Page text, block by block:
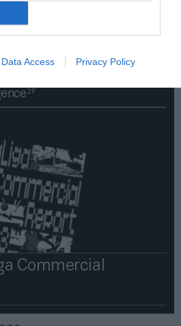
Data Access Privacy Policy
para Socios!​​​​​​​
2P
Commercial